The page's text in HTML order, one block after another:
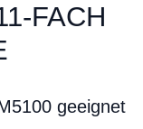
FACH
geeignet